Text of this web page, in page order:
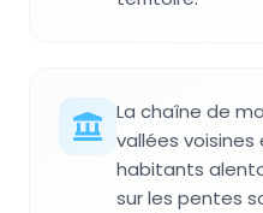
La chaîne de
vallées
habitants
sur les pentes